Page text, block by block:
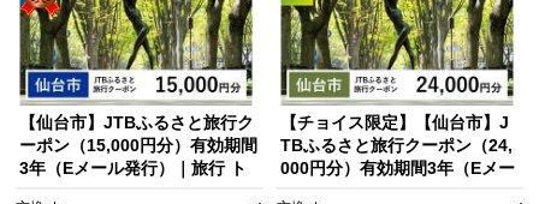
【仙台市】JTBふるさと旅行ク
ーポン（15,000円分）有効期間
3年（Eメール発行）｜旅行 ト
【チョイス限定】【仙台市】J
TBふるさと旅行クーポン（24,
000円分）有効期間3年（Eメー